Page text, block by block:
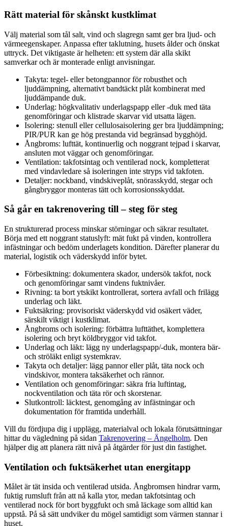
Rätt material för skånskt kustklimat
Välj material som tål salt, vind och slagregn samt ger bra ljud- och
värmeegenskaper. Anpassa efter taklutning, husets ålder och önskat
uttryck. Det viktigaste är helheten: ett system där alla skikt
samverkar och är monterade enligt anvisningar.
Takyta: tegel- eller betongpannor för robusthet och
ljuddämpning, alternativt bandtäckt plåt kombinerat med
ljuddämpande duk.
Underlag: högkvalitativ underlagspapp eller -duk med täta
genomföringar och klistrade skarvar vid utsatta lägen.
Isolering: stenull eller cellulosaisolering ger bra ljuddämpning;
PIR/PUR kan ge hög prestanda vid begränsad bygghöjd.
Ångbroms: lufttät, kontinuerlig och noggrant tejpad i skarvar,
ansluten mot väggar och genomföringar.
Ventilation: takfotsintag och ventilerad nock, kompletterat
med vindavledare så isoleringen inte stryps vid takfoten.
Detaljer: nockband, vindskiveplåt, snörasskydd, stegar och
gångbryggor monteras tätt och korrosionsskyddat.
Så går en takrenovering till – steg för steg
En strukturerad process minskar störningar och säkrar resultatet.
Börja med ett noggrant statuslyft: mät fukt på vinden, kontrollera
infästningar och bedöm underlagets kondition. Därefter planerar du
material, logistik och väderskydd inför bytet.
Förbesiktning: dokumentera skador, undersök takfot, nock
och genomföringar samt vindens fuktnivåer.
Rivning: ta bort ytskikt kontrollerat, sortera avfall och frilägg
underlag och läkt.
Fuktsäkring: provisoriskt väderskydd vid osäkert väder,
särskilt viktigt i kustklimat.
Ångbroms och isolering: förbättra lufttäthet, komplettera
isolering och bryt köldbryggor vid takfot.
Underlag och läkt: lägg ny underlagspapp/-duk, montera bär-
och ströläkt enligt systemkrav.
Takyta och detaljer: lägg pannor eller plåt, täta nock och
vindskivor, montera taksäkerhet och rännor.
Ventilation och genomföringar: säkra fria luftintag,
nockventilation och täta rör och skorstenar.
Slutkontroll: läcktest, genomgång av infästningar och
dokumentation för framtida underhåll.
Vill du fördjupa dig i upplägg, materialval och lokala förutsättningar
hittar du vägledning på sidan Takrenovering – Ängelholm. Den
hjälper dig att planera rätt nivå på åtgärder för just din fastighet.
Ventilation och fuktsäkerhet utan energitapp
Målet är tät insida och ventilerad utsida. Ångbromsen hindrar varm,
fuktig rumsluft från att nå kalla ytor, medan takfotsintag och
ventilerad nock för bort byggfukt och små läckage som alltid kan
uppstå. På så sätt undviker du mögel samtidigt som värmen stannar i
huset.